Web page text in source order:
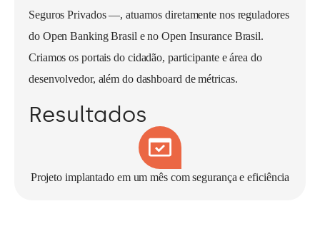
Seguros Privados —, atuamos diretamente nos reguladores
do Open Banking Brasil e no Open Insurance Brasil.
Criamos os portais do cidadão, participante e área do
desenvolvedor, além do dashboard de métricas.
Resultados
Projeto implantado em um mês com segurança e eficiência